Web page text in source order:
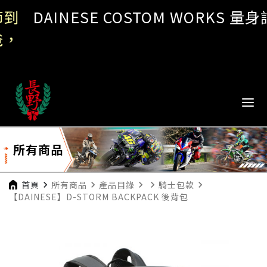
DAINESE COSTOM WORKS 量身訂製
所有商品
首頁 navigate_next 所有商品 navigate_next 產品目錄 navigate_next navigate_next 騎士包款 navigate_next
【DAINESE】D-STORM BACKPACK 後背包